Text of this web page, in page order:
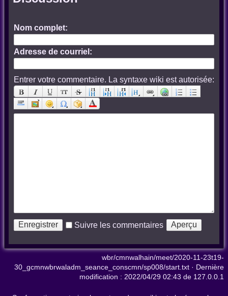
Nom complet:
Adresse de courriel:
Entrer votre commentaire. La syntaxe wiki est autorisée:
Suivre les commentaires
wbr/cmnwalhain/meet/2020-11-23t19-
30_gcmnwbrwaladm_seance_conscmn/sp008/start.txt · Dernière
modification : 2022/04/29 02:43 de 127.0.0.1